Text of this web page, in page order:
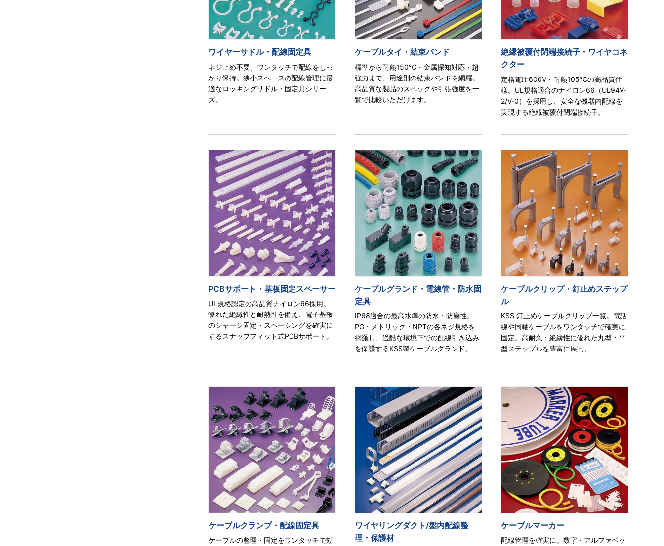
ワイヤーサドル・配線固定具
ネジ止め不要、ワンタッチで配線をしっ
かり保持。狭小スペースの配線管理に最
適なロッキングサドル・固定具シリー
ズ。
ケーブルタイ・結束バンド
標準から耐熱150℃・金属探知対応・超
強力まで、用途別の結束バンドを網羅。
高品質な製品のスペックや引張強度を一
覧で比較いただけます。
絶縁被覆付閉端接続子・ワイヤコネ
クター
定格電圧600V・耐熱105℃の高品質仕
様。UL規格適合のナイロン66（UL94V-
2/V-0）を採用し、安全な機器内配線を
実現する絶縁被覆付閉端接続子。
PCBサポート・基板固定スペーサー
UL規格認定の高品質ナイロン66採用。
優れた絶縁性と耐熱性を備え、電子基板
のシャーシ固定・スペーシングを確実に
するスナップフィット式PCBサポート。
ケーブルグランド・電線管・防水固
定具
IP68適合の最高水準の防水・防塵性。
PG・メトリック・NPTの各ネジ規格を
網羅し、過酷な環境下での配線引き込み
を保護するKSS製ケーブルグランド。
ケーブルクリップ・釘止めステップ
ル
KSS 釘止めケーブルクリップ一覧。電話
線や同軸ケーブルをワンタッチで確実に
固定。高耐久・絶縁性に優れた丸型・平
型ステップルを豊富に展開。
ケーブルクランプ・配線固定具
ケーブルの整理・固定をワンタッチで効
ワイヤリングダクト/盤内配線整
理・保護材
ケーブルマーカー
配線管理を確実に。数字・アルファベッ